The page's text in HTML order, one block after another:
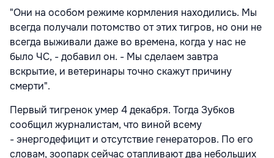
"Они на особом режиме кормления находились. Мы
всегда получали потомство от этих тигров, но они не
всегда выживали даже во времена, когда у нас не
было ЧС, - добавил он. - Мы сделаем завтра
вскрытие, и ветеринары точно скажут причину
смерти".
Первый тигренок умер 4 декабря. Тогда Зубков
сообщил журналистам, что виной всему
- энергодефицит и отсутствие генераторов. По его
словам, зоопарк сейчас отапливают два небольших